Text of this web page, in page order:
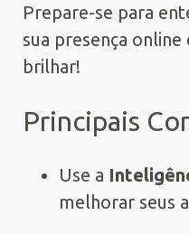
Prepare-se para
sua presença
brilhar!
Principais
Use a
melhorar seus